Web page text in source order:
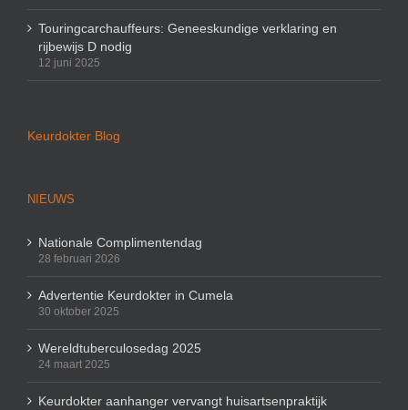
Touringcarchauffeurs: Geneeskundige verklaring en
rijbewijs D nodig
12 juni 2025
Keurdokter Blog
NIEUWS
Nationale Complimentendag
28 februari 2026
Advertentie Keurdokter in Cumela
30 oktober 2025
Wereldtuberculosedag 2025
24 maart 2025
Keurdokter aanhanger vervangt huisartsenpraktijk